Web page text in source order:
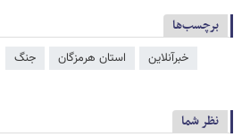
برچسب‌ها
خبرآنلاین استان هرمزگان جنگ
نظر شما